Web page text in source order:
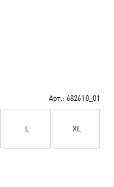
Арт.: 682610_01
L XL